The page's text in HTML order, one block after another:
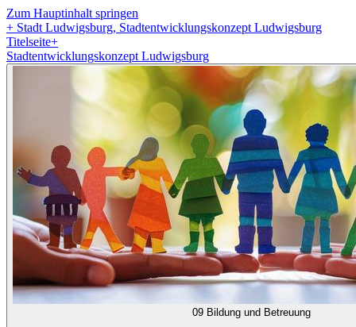
Zum Hauptinhalt springen
+ Stadt Ludwigsburg, Stadtentwicklungskonzept Ludwigsburg
Titelseite+
Stadtentwicklungskonzept Ludwigsburg
09 Bildung und Betreuung